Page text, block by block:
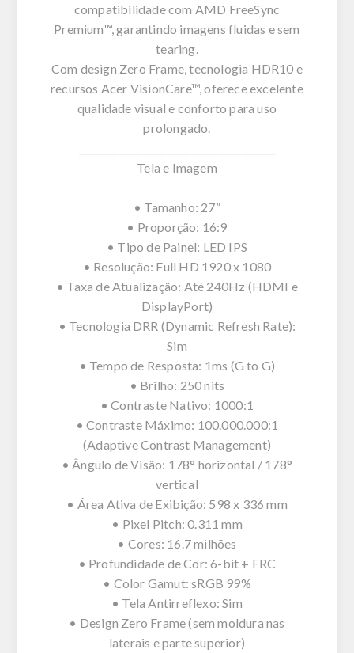
compatibilidade com AMD FreeSync
Premium™, garantindo imagens fluidas e sem
tearing.
Com design Zero Frame, tecnologia HDR10 e
recursos Acer VisionCare™, oferece excelente
qualidade visual e conforto para uso
prolongado.
Tela e Imagem
• Tamanho: 27”
• Proporção: 16:9
• Tipo de Painel: LED IPS
• Resolução: Full HD 1920 x 1080
• Taxa de Atualização: Até 240Hz (HDMI e
DisplayPort)
• Tecnologia DRR (Dynamic Refresh Rate):
Sim
• Tempo de Resposta: 1ms (G to G)
• Brilho: 250 nits
• Contraste Nativo: 1000:1
• Contraste Máximo: 100.000.000:1
(Adaptive Contrast Management)
• Ângulo de Visão: 178° horizontal / 178°
vertical
• Área Ativa de Exibição: 598 x 336 mm
• Pixel Pitch: 0.311 mm
• Cores: 16.7 milhões
• Profundidade de Cor: 6-bit + FRC
• Color Gamut: sRGB 99%
• Tela Antirreflexo: Sim
• Design Zero Frame (sem moldura nas
laterais e parte superior)